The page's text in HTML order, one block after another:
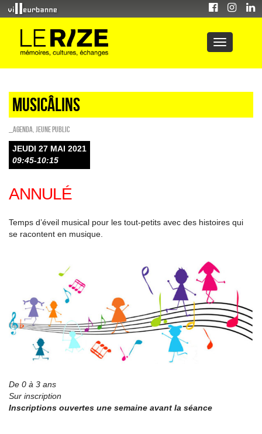
Musicâlins
_Agenda Jeune public
JEUDI 27 MAI 2021
09:45-10:15
ANNULÉ
Temps d’éveil musical pour les tout-petits avec des histoires qui
se racontent en musique.
De 0 à 3 ans
Sur inscription
Inscriptions ouvertes une semaine avant la séance